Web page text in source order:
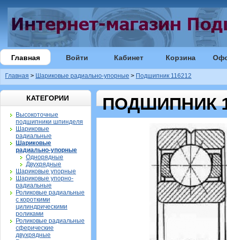
Главная Войти Кабинет Корзина
Главная > Шариковые радиально-упорные > Подшипник 116212
КАТЕГОРИИ
Высокоточные
подшипники шпинделя
Шариковые
радиальные
Шариковые
радиально-упорные
Однорядные
Двухрядные
Шариковые упорные
Шариковые упорно-
радиальные
Роликовые радиальные
с короткими
цилиндрическими
роликами
Роликовые радиальные
сферические
двухрядные
ПОДШИПНИК